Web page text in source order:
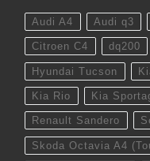
Audi A4 Audi q3
Citroen C4 dq200
Hyundai Tucson
Kia Rio Kia
Renault Sandero
Skoda Octavia A4